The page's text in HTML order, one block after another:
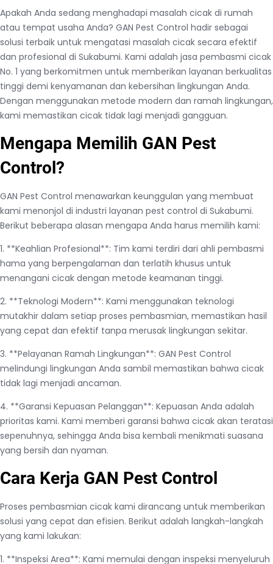
Apakah Anda sedang menghadapi masalah cicak di rumah
atau tempat usaha Anda? GAN Pest Control hadir sebagai
solusi terbaik untuk mengatasi masalah cicak secara efektif
dan profesional di Sukabumi. Kami adalah jasa pembasmi cicak
No. 1 yang berkomitmen untuk memberikan layanan berkualitas
tinggi demi kenyamanan dan kebersihan lingkungan Anda.
Dengan menggunakan metode modern dan ramah lingkungan,
kami memastikan cicak tidak lagi menjadi gangguan.
Mengapa Memilih GAN Pest
Control?
GAN Pest Control menawarkan keunggulan yang membuat
kami menonjol di industri layanan pest control di Sukabumi.
Berikut beberapa alasan mengapa Anda harus memilih kami:
1. **Keahlian Profesional**: Tim kami terdiri dari ahli pembasmi
hama yang berpengalaman dan terlatih khusus untuk
menangani cicak dengan metode keamanan tinggi.
2. **Teknologi Modern**: Kami menggunakan teknologi
mutakhir dalam setiap proses pembasmian, memastikan hasil
yang cepat dan efektif tanpa merusak lingkungan sekitar.
3. **Pelayanan Ramah Lingkungan**: GAN Pest Control
melindungi lingkungan Anda sambil memastikan bahwa cicak
tidak lagi menjadi ancaman.
4. **Garansi Kepuasan Pelanggan**: Kepuasan Anda adalah
prioritas kami. Kami memberi garansi bahwa cicak akan teratasi
sepenuhnya, sehingga Anda bisa kembali menikmati suasana
yang bersih dan nyaman.
Cara Kerja GAN Pest Control
Proses pembasmian cicak kami dirancang untuk memberikan
solusi yang cepat dan efisien. Berikut adalah langkah-langkah
yang kami lakukan:
1. **Inspeksi Area**: Kami memulai dengan inspeksi menyeluruh